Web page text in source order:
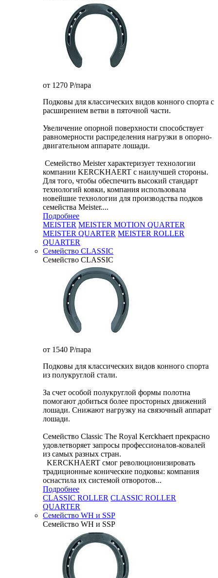
от 1270 P/пара
Подковы для классических видов конного спорта с
расширением ветви в пяточной части.
Увеличение опорной поверхности способствует
равномерности распределения нагрузки в опорно-
двигательном аппарате лошади.
Семейство Meister характеризует технологии
компании KERCKHAERT с наилучшей стороны.
Для того, чтобы обеспечить высокий стандарт
технологий ковки, компания использовала
новейшие технологии для производства подков
семейства Meister....
Подробнее
MEISTER MEISTER MOTION QUARTER
MEISTER QUARTER MEISTER ROLLER
QUARTER
Семейство CLASSIC
Семейство CLASSIC
от 1540 P/пара
Подковы для классических видов конного спорта
из полукруглой стали.
За счет особой полукруглой формы полотна
помогают добиться более просторных движений
лошади. Снижают нагрузку на связочный аппарат
лошади.
Семейство Classic The Royal Kerckhaert прекрасно
удовлетворяет запросы профессионалов-ковалей
из самых разных стран.
KERCKHAERT смог революционизировать
традиционные конические подковы: компания
оснастила их системой отворотов...
Подробнее
CLASSIC ROLLER CLASSIC ROLLER
QUARTER
Семейство WH и SSP
Семейство WH и SSP